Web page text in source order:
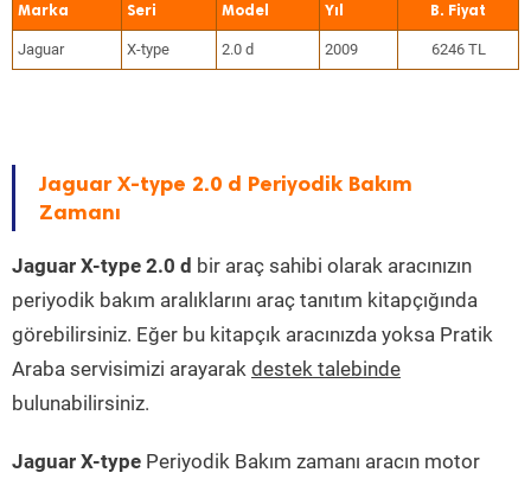
Marka Seri Model Yıl
Jaguar X-type 2.0 d 2009 6246 TL
Jaguar X-type 2.0 d Periyodik Bakım
Zamanı
Jaguar X-type 2.0 d bir araç sahibi olarak aracınızın
periyodik bakım aralıklarını araç tanıtım kitapçığında
görebilirsiniz. Eğer bu kitapçık aracınızda yoksa Pratik
Araba servisimizi arayarak destek talebinde
bulunabilirsiniz.
Jaguar X-type Periyodik Bakım zamanı aracın motor